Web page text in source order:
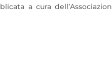
a cura